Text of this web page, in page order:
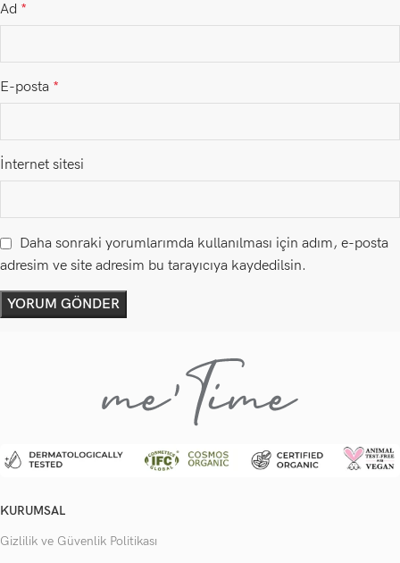
Ad *
E-posta *
İnternet sitesi
Daha sonraki yorumlarımda kullanılması için adım, e-posta
adresim ve site adresim bu tarayıcıya kaydedilsin.
KURUMSAL
Gizlilik ve Güvenlik Politikası